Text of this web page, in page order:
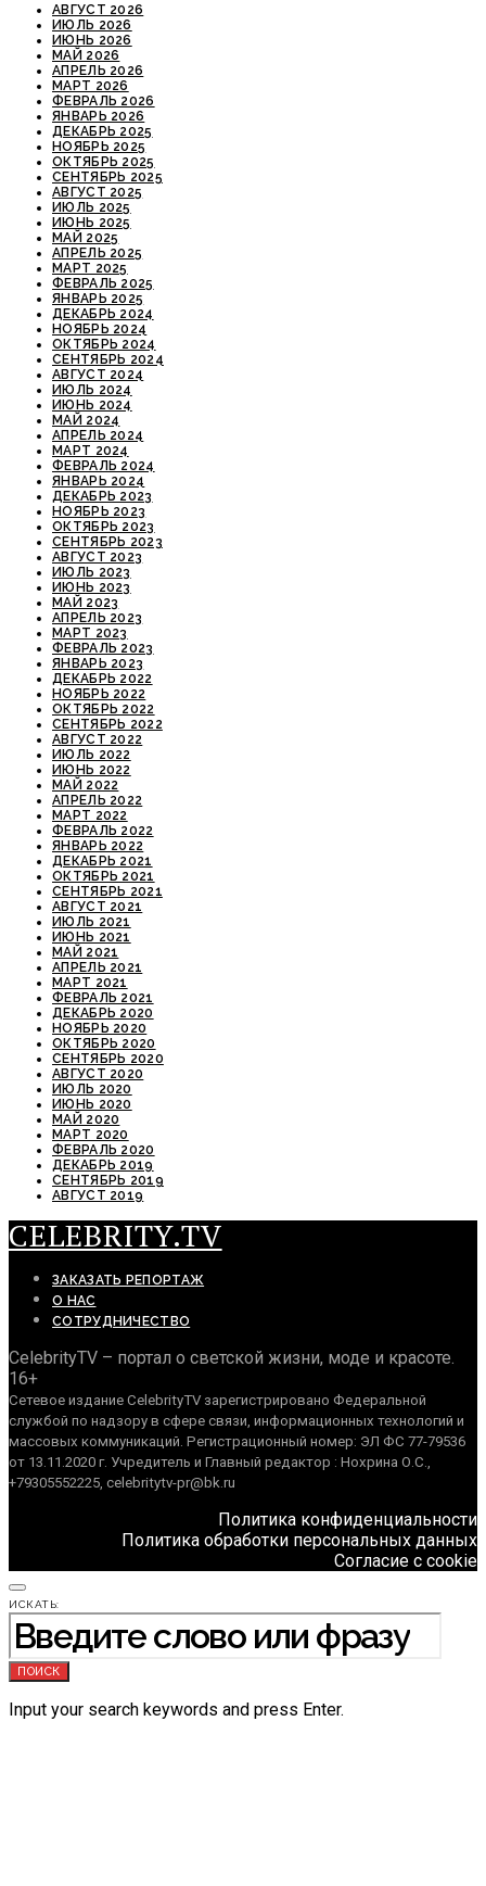
АВГУСТ 2026
ИЮЛЬ 2026
ИЮНЬ 2026
МАЙ 2026
АПРЕЛЬ 2026
МАРТ 2026
ФЕВРАЛЬ 2026
ЯНВАРЬ 2026
ДЕКАБРЬ 2025
НОЯБРЬ 2025
ОКТЯБРЬ 2025
СЕНТЯБРЬ 2025
АВГУСТ 2025
ИЮЛЬ 2025
ИЮНЬ 2025
МАЙ 2025
АПРЕЛЬ 2025
МАРТ 2025
ФЕВРАЛЬ 2025
ЯНВАРЬ 2025
ДЕКАБРЬ 2024
НОЯБРЬ 2024
ОКТЯБРЬ 2024
СЕНТЯБРЬ 2024
АВГУСТ 2024
ИЮЛЬ 2024
ИЮНЬ 2024
МАЙ 2024
АПРЕЛЬ 2024
МАРТ 2024
ФЕВРАЛЬ 2024
ЯНВАРЬ 2024
ДЕКАБРЬ 2023
НОЯБРЬ 2023
ОКТЯБРЬ 2023
СЕНТЯБРЬ 2023
АВГУСТ 2023
ИЮЛЬ 2023
ИЮНЬ 2023
МАЙ 2023
АПРЕЛЬ 2023
МАРТ 2023
ФЕВРАЛЬ 2023
ЯНВАРЬ 2023
ДЕКАБРЬ 2022
НОЯБРЬ 2022
ОКТЯБРЬ 2022
СЕНТЯБРЬ 2022
АВГУСТ 2022
ИЮЛЬ 2022
ИЮНЬ 2022
МАЙ 2022
АПРЕЛЬ 2022
МАРТ 2022
ФЕВРАЛЬ 2022
ЯНВАРЬ 2022
ДЕКАБРЬ 2021
ОКТЯБРЬ 2021
СЕНТЯБРЬ 2021
АВГУСТ 2021
ИЮЛЬ 2021
ИЮНЬ 2021
МАЙ 2021
АПРЕЛЬ 2021
МАРТ 2021
ФЕВРАЛЬ 2021
ДЕКАБРЬ 2020
НОЯБРЬ 2020
ОКТЯБРЬ 2020
СЕНТЯБРЬ 2020
АВГУСТ 2020
ИЮЛЬ 2020
ИЮНЬ 2020
МАЙ 2020
МАРТ 2020
ФЕВРАЛЬ 2020
ДЕКАБРЬ 2019
СЕНТЯБРЬ 2019
АВГУСТ 2019
CELEBRITY.TV
ЗАКАЗАТЬ РЕПОРТАЖ
О НАС
СОТРУДНИЧЕСТВО
CelebrityTV – портал о светской жизни, моде и красоте.
16+
Сетевое издание CelebrityTV зарегистрировано Федеральной
службой по надзору в сфере связи, информационных технологий и
массовых коммуникаций. Регистрационный номер: ЭЛ ФС 77-79536
от 13.11.2020 г. Учредитель и Главный редактор : Нохрина О.С.,
+79305552225, celebritytv-pr@bk.ru
Политика конфиденциальности
Политика обработки персональных данных
Согласие с cookie
ИСКАТЬ:
ПОИСК
Input your search keywords and press Enter.